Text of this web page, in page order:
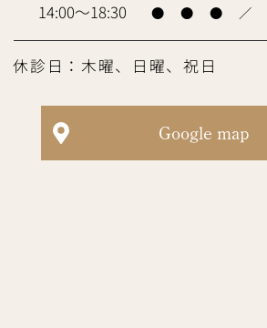
14:00～18:30 ● ● ● ／
休診日：木曜、日曜、祝日
Google map